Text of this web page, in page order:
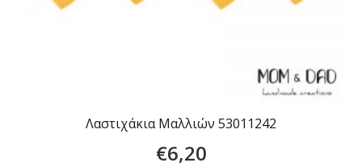
Λαστιχάκια Μαλλιών 53011242
€6,20